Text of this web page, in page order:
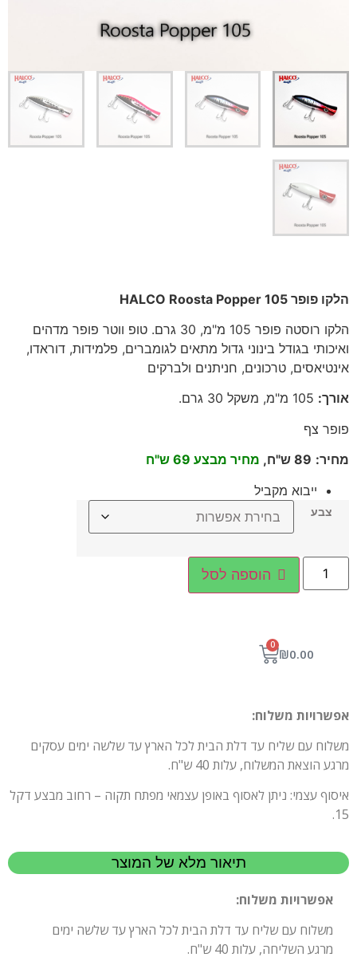
הלקו פופר 105 HALCO Roosta Popper
הלקו רוסטה פופר 105 מ"מ, 30 גרם. טופ ווטר פופר מדהים
ואיכותי בגודל בינוני גדול מתאים לגומברים, פלמידות, דוראדו,
אינטיאסים, טרכונים, חניתנים ולברקים
אורך: מ"מ, משקל 30 גרם
.
פופר צף
מחיר:
89 ש"ח, מחיר מבצע 69 ש"ח
ייבוא מקביל
צבע
הוספה לסל
₪0.00
0
אפשרויות משלוח:
משלוח עם שליח עד דלת הבית לכל הארץ עד שלשה ימים עסקים
מרגע הוצאת המשלוח, עלות 40 ש"ח.
איסוף עצמי: ניתן לאסוף באופן עצמאי מפתח תקוה – רחוב מבצע דקל
15.
תיאור מלא של המוצר
אפשרויות משלוח:
משלוח עם שליח עד דלת הבית לכל הארץ עד שלשה ימים
מרגע השליחה, עלות 40 ש"ח.